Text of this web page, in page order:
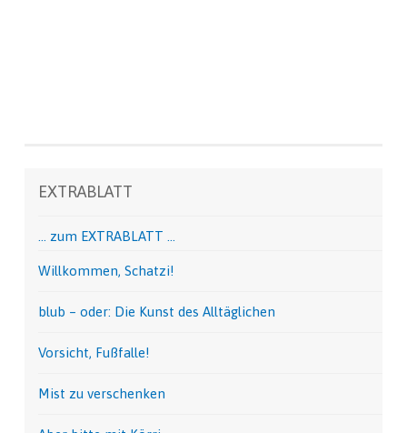
EXTRABLATT
… zum EXTRABLATT …
Willkommen, Schatzi!
blub – oder: Die Kunst des Alltäglichen
Vorsicht, Fußfalle!
Mist zu verschenken